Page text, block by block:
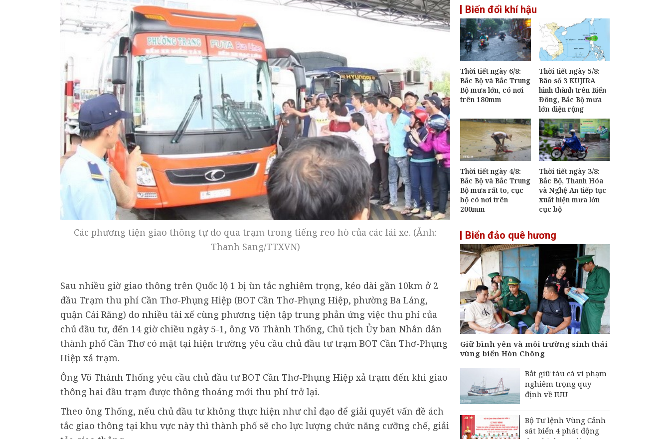
Các phương tiện giao thông tự do qua trạm trong tiếng reo hò của các lái xe. (Ảnh:
Thanh Sang/TTXVN)
Sau nhiều giờ giao thông trên Quốc lộ 1 bị ùn tắc nghiêm trọng, kéo dài gần 10km ở 2
đầu Trạm thu phí Cần Thơ-Phụng Hiệp (BOT Cần Thơ-Phụng Hiệp, phường Ba Láng,
quận Cái Răng) do nhiều tài xế cùng phương tiện tập trung phản ứng việc thu phí của
chủ đầu tư, đến 14 giờ chiều ngày 5-1, ông Võ Thành Thống, Chủ tịch Ủy ban Nhân dân
thành phố Cần Thơ có mặt tại hiện trường yêu cầu chủ đầu tư trạm BOT Cần Thơ-Phụng
Hiệp xả trạm.
Ông Võ Thành Thống yêu cầu chủ đầu tư BOT Cần Thơ-Phụng Hiệp xả trạm đến khi giao
thông hai đầu trạm được thông thoáng mới thu phí trở lại.
Theo ông Thống, nếu chủ đầu tư không thực hiện như chỉ đạo để giải quyết vấn đề ách
tắc giao thông tại khu vực này thì thành phố sẽ cho lực lượng chức năng cưỡng chế, giải
triển Việt Nam trở
thành quốc gia biển
mạnh
Nghị quyết 19: Đổi
mới mô hình phát
triển giúp Việt Nam
bứt phá mạnh mẽ
trong kỷ nguyên mới
Đề xuất nhiều cơ chế
đặc thù bảo đảm tiến
độ các dự án phục vụ
APEC 2027
[Infographic] Chương
trình quốc gia về bảo
vệ trẻ em giai đoạn
2026-2030
An Giang dự hội nghị
ngoại giao, thúc đẩy
tư duy "kiến tạo" phục
vụ phát triển
Biến đổi khí hậu
Thời tiết ngày 6/8:
Bắc Bộ và Bắc Trung
Bộ mưa lớn, có nơi
trên 180mm
Thời tiết ngày 5/8:
Bão số 3 KUJIRA
hình thành trên Biển
Đông, Bắc Bộ mưa
lớn diện rộng
Thời tiết ngày 4/8:
Bắc Bộ và Bắc Trung
Bộ mưa rất to, cục
bộ có nơi trên
200mm
Thời tiết ngày 3/8:
Bắc Bộ, Thanh Hóa
và Nghệ An tiếp tục
xuất hiện mưa lớn
cục bộ
Biển đảo quê hương
Giữ bình yên và môi trường sinh thái
vùng biển Hòn Chông
Bắt giữ tàu cá vi phạm
nghiêm trọng quy
định về IUU
Bộ Tư lệnh Vùng Cảnh
sát biển 4 phát động